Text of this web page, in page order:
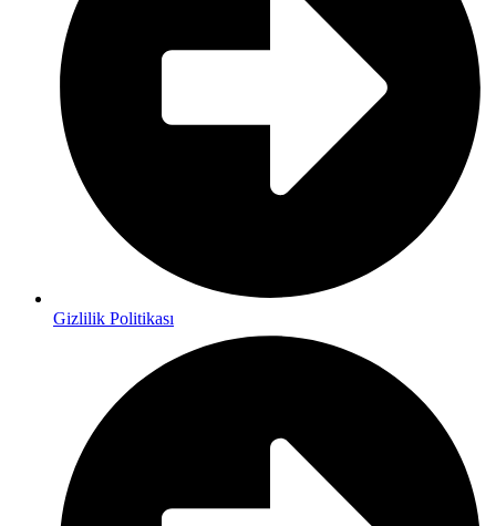
Gizlilik Politikası